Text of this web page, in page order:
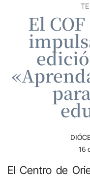
El
16
El Centro de